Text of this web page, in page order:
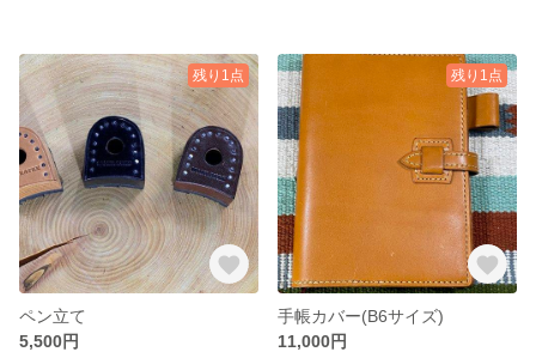
残り1点
ペン立て
5,500円
残り1点
手帳カバー(B6サイズ)
11,000円